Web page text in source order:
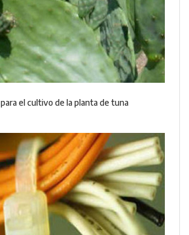
el cultivo de la planta de tuna